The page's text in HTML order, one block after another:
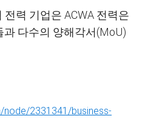
력 기업은 ACWA 전력은
다수의 양해각서(MoU)
node/2331341/business-